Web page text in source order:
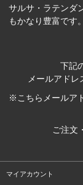
サルサ・ラテンダ
もかなり豊富です
下記
メールアドレ
※こちらメールア
ご注文
マイアカウント